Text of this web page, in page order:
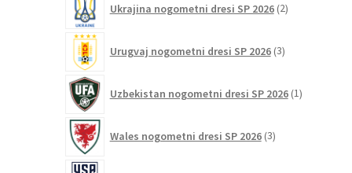
Ukrajina nogometni dresi SP 2026 2izdelka
Urugvaj nogometni dresi SP 2026 3izdelki
Uzbekistan nogometni dresi SP 2026 1izdelek
Wales nogometni dresi SP 2026 3izdelki